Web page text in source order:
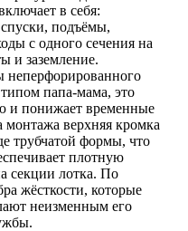
в себя:
подъёмы,
с одного сечения на
и заземление.
неперфорированного
папа-мама, это
и понижает временные
монтажа верхняя кромка
трубчатой формы, что
плотную
секции лотка. По
жёсткости, которые
неизменным его